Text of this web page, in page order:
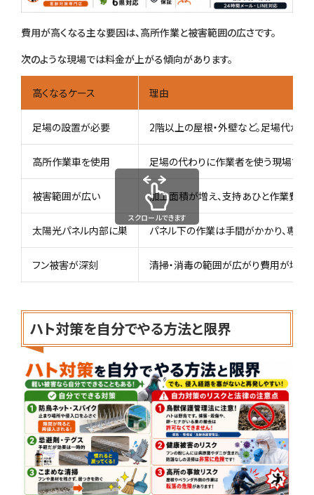
費用が高くなる主な要因は、高所作業と被害範囲の広さです。
次のような現場では料金が上がる傾向があります。
高くなるケース 理由
足場の設置が必要 2階以上の屋根・外壁など。足場代が
高所作業車を使用 足場の代わりに作業者を使う現場で
被害範囲が広い 加工面積が増え、支持あひと作業費が
太陽光パネル内部に巣 パネル下の作業は手間がかかり、専用
フン被害が深刻 清掃・消毒の範囲が広がり費用が増え
スクロールできます
ハト対策を自分でやる方法と限界